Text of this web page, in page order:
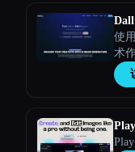
使
术